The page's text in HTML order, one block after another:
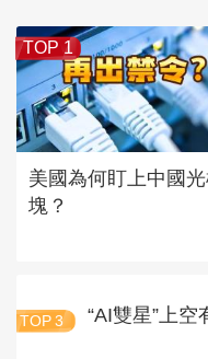
TOP 1
美國為何盯上中國
塊？
TOP 3 “AI雙星”上空